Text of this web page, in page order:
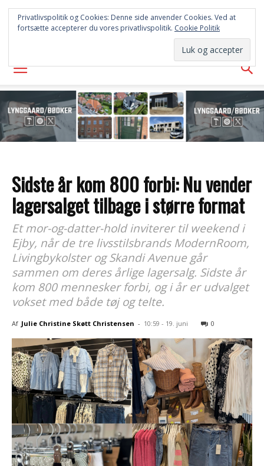
FREDERICIA
AVISEN
Sidste år kom 800 forbi: Nu vender
lagersalget tilbage i større format
Et mor-og-datter-hold inviterer til weekend i
Ejby, når de tre livsstilsbrands ModernRoom,
Livingbykolster og Skandi Avenue går
sammen om deres årlige lagersalg. Sidste år
kom 800 mennesker forbi, og i år er udvalget
vokset med både tøj og telte.
Af Julie Christine Skøtt Christensen - 10:59 - 19. juni 0
Privatlivspolitik og Cookies: Denne side anvender Cookies. Ved at
fortsætte accepterer du vores privatlivspolitik. Cookie Politik